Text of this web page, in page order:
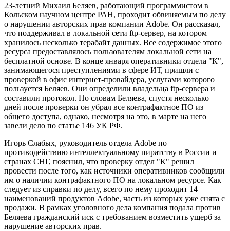
23-летний Михаил Беляев, работающий программистом в
Кольском научном центре РАН, проходит обвиняемым по делу
о нарушении авторских прав компании Adobe. Он рассказал,
что поддерживал в локальной сети ftp-сервер, на котором
хранилось несколько терабайт данных. Все содержимое этого
ресурса предоставлялось пользователям локальной сети на
бесплатной основе. В конце января оперативники отдела "К",
занимающегося преступлениями в сфере ИТ, пришли с
проверкой в офис интернет-провайдера, услугами которого
пользуется Беляев. Они определили владельца ftp-сервера и
составили протокол. По словам Беляева, спустя несколько
дней после проверки он убрал все контрафактное ПО из
общего доступа, однако, несмотря на это, в марте на него
завели дело по статье 146 УК РФ.
Игорь Слабых, руководитель отдела Adobe по
противодействию интеллектуальному пиратству в России и
странах СНГ, пояснил, что проверку отдел "К" решил
провести после того, как источники оперативников сообщили
им о наличии контрафактного ПО на локальном ресурсе. Как
следует из справки по делу, всего по нему проходит 14
наименований продуктов Adobe, часть из которых уже снята с
продажи. В рамках уголовного дела компания подала против
Беляева гражданский иск с требованием возместить ущерб за
нарушение авторских прав.